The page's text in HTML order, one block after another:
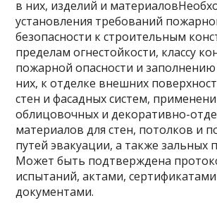
в них, изделий и
установления требований
безопасности к строительным
пределам огнестойкости, классу
пожарной опасности и
них, к отделке внешних
стен и фасадных систем,
облицовочных и декоративно-
материалов для стен, потолков и
путей эвакуации, а также зальных
Может быть подтверждена
испытаний, актами,
документами.